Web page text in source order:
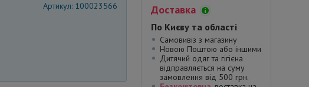
Артикул: 100023566 Доставка
По Києву та області
Самовивіз з магазину
Новою Поштою або іншими
Дитячий одяг та гігієна
відправляється на суму
замовлення від 500 грн.